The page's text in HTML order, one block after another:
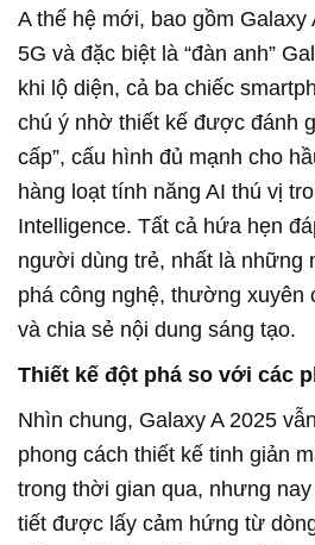
A thế hệ mới, bao gồm Galaxy
5G và đặc biệt là “đàn anh”
khi lộ diện, cả ba chiếc
chú ý nhờ thiết kế được đánh
cấp”, cấu hình đủ mạnh cho
hàng loạt tính năng AI thú vị
Intelligence. Tất cả hứa hẹn
người dùng trẻ, nhất là những
phá công nghệ, thường xuyên
và chia sẻ nội dung sáng tạo.
Thiết kế đột phá so với các
Nhìn chung, Galaxy A 2025
phong cách thiết kế tinh giản
trong thời gian qua, nhưng
tiết được lấy cảm hứng từ